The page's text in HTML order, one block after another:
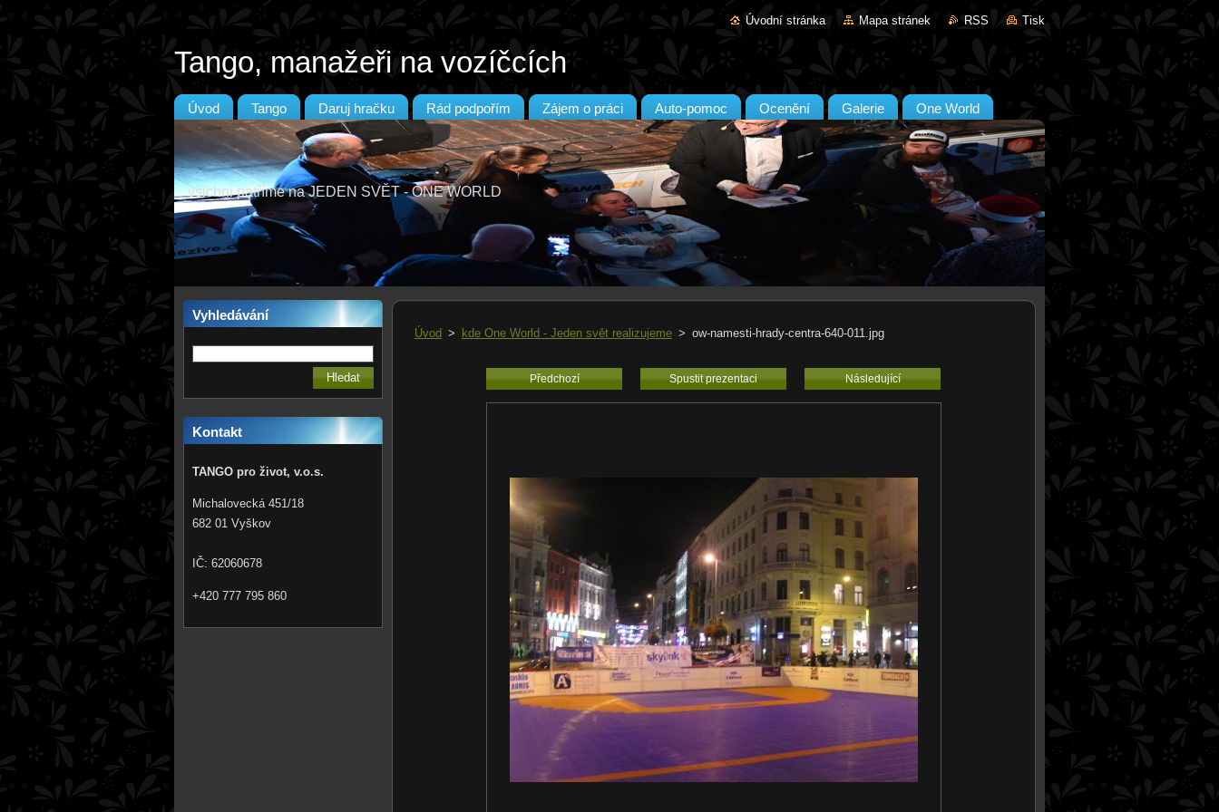
Úvodní stránka Mapa stránek RSS Tisk
Tango, manažeři na vozíčcích
Úvod Tango Daruj hračku Rád podpořím Zájem o práci Auto-pomoc Ocenění Galerie One World
všichni patříme na JEDEN SVĚT - ONE WORLD
Vyhledávání
Kontakt
TANGO pro život, v.o.s.
Michalovecká 451/18
682 01 Vyškov
IČ: 62060678
+420 777 795 860
Úvod > kde One World - Jeden svět realizujeme > ow-namesti-hrady-centra-640-011.jpg
Předchozí Spustit prezentaci Následující